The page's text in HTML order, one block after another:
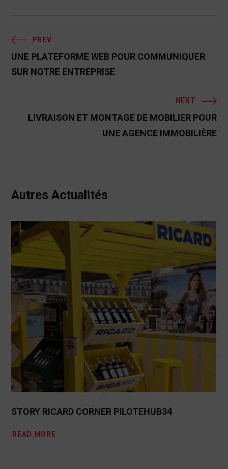
PREV
UNE PLATEFORME WEB POUR COMMUNIQUER
SUR NOTRE ENTREPRISE
NEXT
LIVRAISON ET MONTAGE DE MOBILIER POUR
UNE AGENCE IMMOBILIÈRE
Autres Actualités
STORY RICARD CORNER PILOTEHUB34
READ MORE